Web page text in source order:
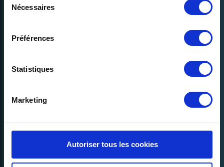
Nécessaires
Préférences
Statistiques
Marketing
Autoriser tous les cookies